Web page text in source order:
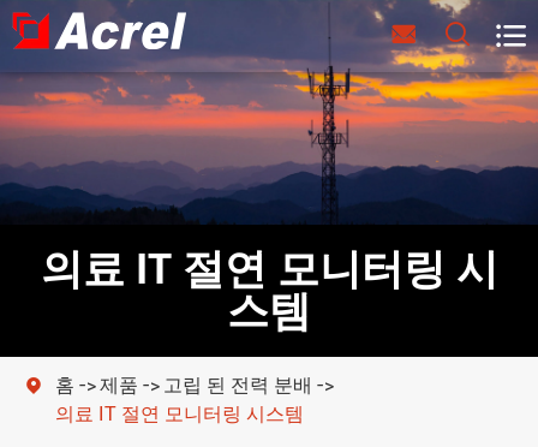
  
의료 IT 절연 모니터링 시
스템
 홈 제품
고립 된 전력 분배
의료 IT 절연 모니터링 시스템